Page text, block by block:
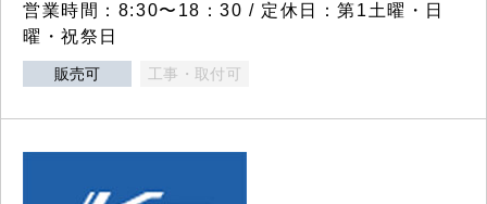
営業時間：8:30〜18：30 / 定休日：第1土曜・日
曜・祝祭日
販売可 工事・取付可